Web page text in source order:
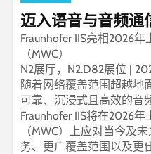
迈入语音与音频通
Fraunhofer IIS亮相2026
（MWC）
N2展厅，N2.D82展位 |
随着网络覆盖范围超越地
可靠、沉浸式且高效的音
Fraunhofer IIS将在2026
（MWC）上应对当今及
务、更广覆盖范围以及更